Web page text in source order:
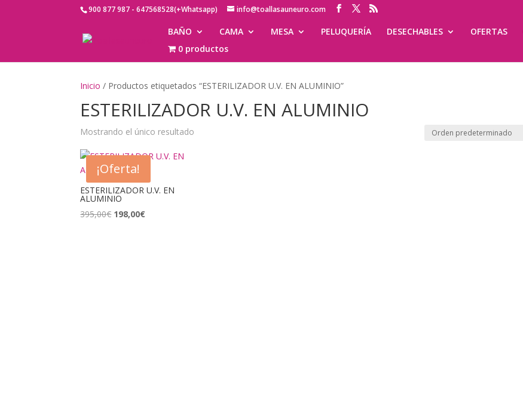
900 877 987 - 647568528(+Whatsapp) info@toallasauneuro.com
BAÑO CAMA MESA PELUQUERÍA DESECHABLES OFERTAS
0 productos
Inicio / Productos etiquetados “ESTERILIZADOR U.V. EN ALUMINIO”
ESTERILIZADOR U.V. EN ALUMINIO
Mostrando el único resultado
¡Oferta!
ESTERILIZADOR U.V. EN
ALUMINIO
395,00€ El
198,00€El